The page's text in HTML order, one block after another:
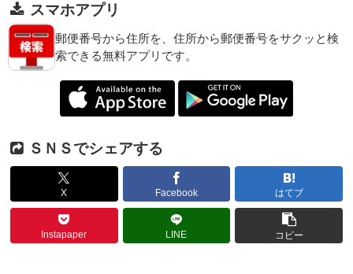
スマホアプリ
郵便番号から住所を、住所から郵便番号をサクッと検
索できる無料アプリです。
ＳＮＳでシェアする
X Facebook はてブ
Instapaper LINE コピー